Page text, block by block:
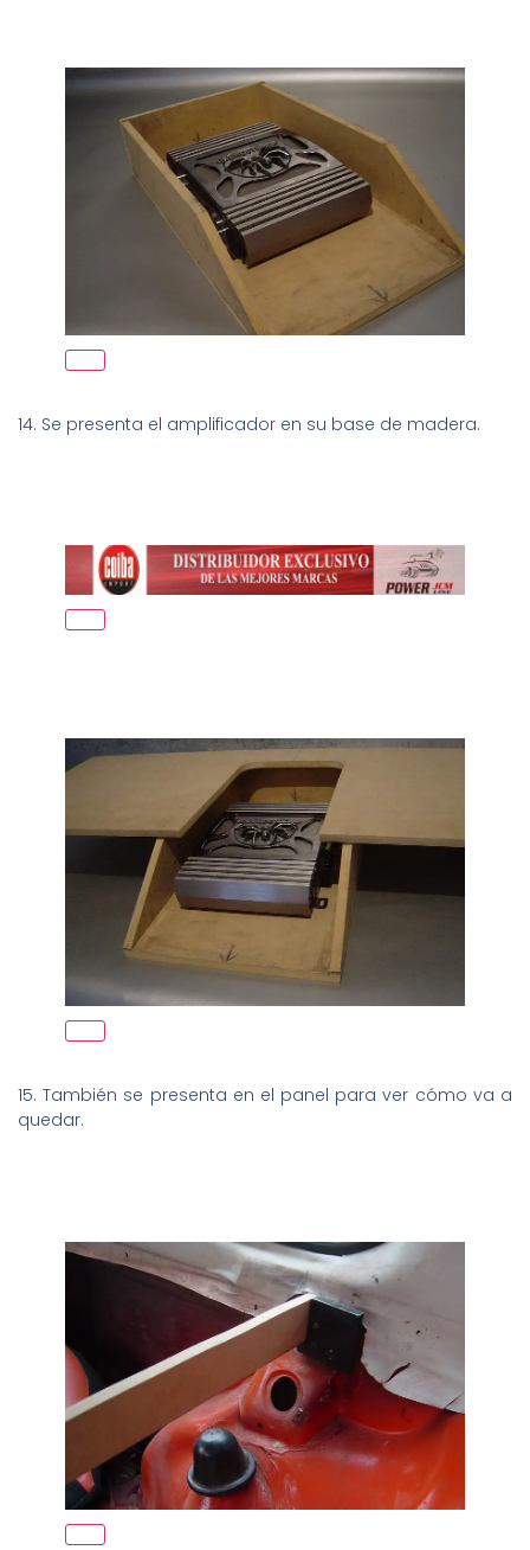
14. Se presenta el amplificador en su base de madera.
15. También se presenta en el panel para ver cómo va a
quedar.